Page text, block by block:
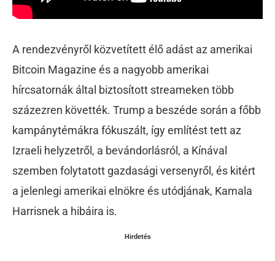
A rendezvényről közvetített élő adást az amerikai
Bitcoin Magazine és a nagyobb amerikai
hírcsatornák által biztosított streameken több
százezren követték. Trump a beszéde során a főbb
kampánytémákra fókuszált, így említést tett az
Izraeli helyzetről, a bevándorlásról, a Kínával
szemben folytatott gazdasági versenyről, és kitért
a jelenlegi amerikai elnökre és utódjának, Kamala
Harrisnek a hibáira is.
Hirdetés